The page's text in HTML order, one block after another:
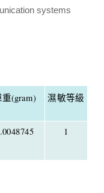
systems
重(gram) 濕敏等級
1